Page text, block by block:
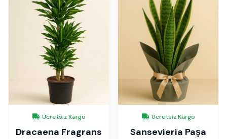
Ücretsiz Kargo
Dracaena Fragrans
Ücretsiz Kargo
Sansevieria Paşa